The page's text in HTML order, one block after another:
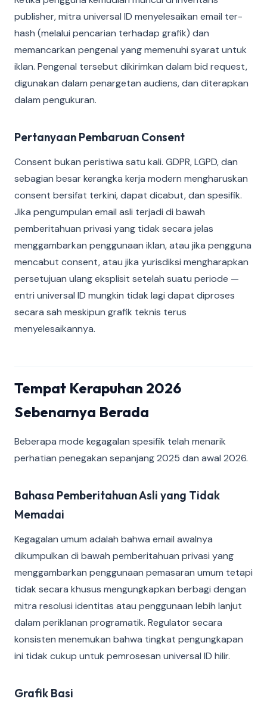
publisher, mitra universal ID menyelesaikan email ter-
hash (melalui pencarian terhadap grafik) dan
memancarkan pengenal yang memenuhi syarat untuk
iklan. Pengenal tersebut dikirimkan dalam bid request,
digunakan dalam penargetan audiens, dan diterapkan
dalam pengukuran.
Pertanyaan Pembaruan Consent
Consent bukan peristiwa satu kali. GDPR, LGPD, dan
sebagian besar kerangka kerja modern mengharuskan
consent bersifat terkini, dapat dicabut, dan spesifik.
Jika pengumpulan email asli terjadi di bawah
pemberitahuan privasi yang tidak secara jelas
menggambarkan penggunaan iklan, atau jika pengguna
mencabut consent, atau jika yurisdiksi mengharapkan
persetujuan ulang eksplisit setelah suatu periode —
entri universal ID mungkin tidak lagi dapat diproses
secara sah meskipun grafik teknis terus
menyelesaikannya.
Tempat Kerapuhan 2026
Sebenarnya Berada
Beberapa mode kegagalan spesifik telah menarik
perhatian penegakan sepanjang 2025 dan awal 2026.
Bahasa Pemberitahuan Asli yang Tidak
Memadai
Kegagalan umum adalah bahwa email awalnya
dikumpulkan di bawah pemberitahuan privasi yang
menggambarkan penggunaan pemasaran umum tetapi
tidak secara khusus mengungkapkan berbagi dengan
mitra resolusi identitas atau penggunaan lebih lanjut
dalam periklanan programatik. Regulator secara
konsisten menemukan bahwa tingkat pengungkapan
ini tidak cukup untuk pemrosesan universal ID hilir.
Grafik Basi